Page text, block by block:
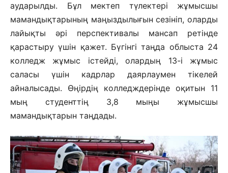
аударылды. Бұл мектеп түлектері жұмысшы
мамандықтарының маңыздылығын сезініп, оларды
лайықты әрі перспективалы мансап ретінде
қарастыру үшін қажет. Бүгінгі таңда облыста 24
колледж жұмыс істейді, олардың 13-і жұмыс
саласы үшін кадрлар даярлаумен тікелей
айналысады. Өңірдің колледждерінде оқитын 11
мың студенттің 3,8 мыңы жұмысшы
мамандықтарын таңдады.